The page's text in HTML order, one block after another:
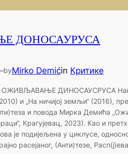
ДОНОСАУРУСА
byMirko Demićin Критике
ОЖИВЉАВАЊЕ ДИНОСАУСРУСА
и „На ничијој земљи“ (2016),
и повода Мирка Демића
Крагујевац, 2023). Као и
је подијељена у циклусе,
расејаног, (Анти)тезе,